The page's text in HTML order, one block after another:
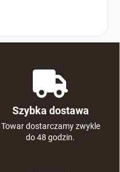
Szybka dostawa
Towar dostarczamy zwykle
do 48 godzin.